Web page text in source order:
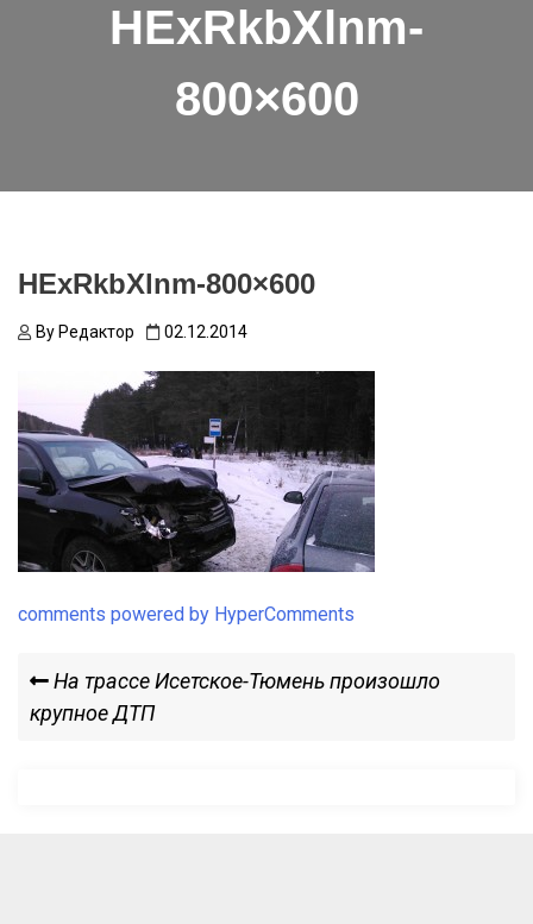
HExRkbXlnm-
800×600
HExRkbXlnm-800×600
By Редактор 02.12.2014
comments powered by HyperComments
Навигация
по
Previous
Post
На трассе Исетское-Тюмень произошло
крупное ДТП